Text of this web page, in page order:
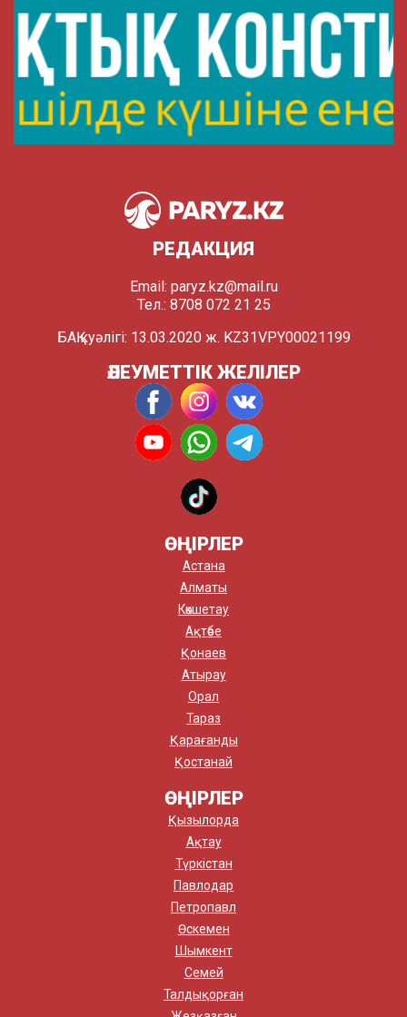
РЕДАКЦИЯ
Email: paryz.kz@mail.ru
Тел.: 8708 072 21 25
БАҚ куәлігі: 13.03.2020 ж. KZ31VPY00021199
ӘЛЕУМЕТТІК ЖЕЛІЛЕР
ӨҢІРЛЕР
Астана
Алматы
Көкшетау
Ақтөбе
Қонаев
Атырау
Орал
Тараз
Қарағанды
Қостанай
ӨҢІРЛЕР
Қызылорда
Ақтау
Түркістан
Павлодар
Петропавл
Өскемен
Шымкент
Семей
Талдықорған